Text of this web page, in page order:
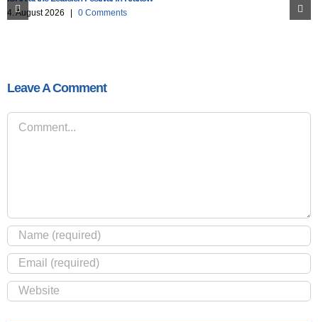
4. August 2026 0 Comments
Leave A Comment
Comment